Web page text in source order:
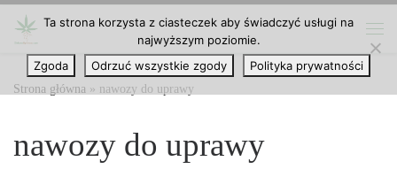
Przejdź do treści
Strona główna » nawozy do uprawy
nawozy do uprawy
Ta strona korzysta z ciasteczek aby świadczyć usługi na
najwyższym poziomie.
Zgoda
Odrzuć wszystkie zgody Polityka prywatności